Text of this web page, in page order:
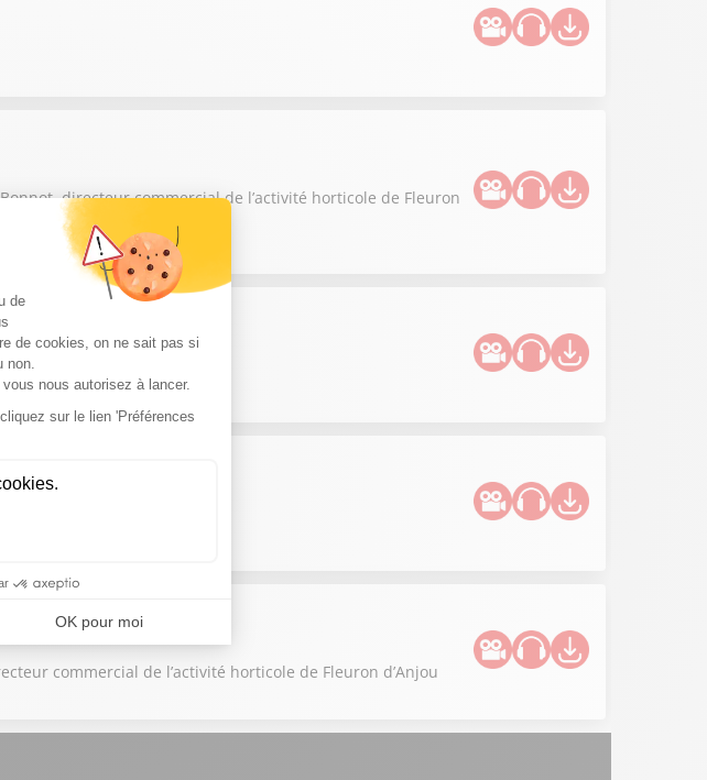
directeur commercial de l’activité horticole de Fleuron
commercial de l’activité horticole de Fleuron d’Anjou